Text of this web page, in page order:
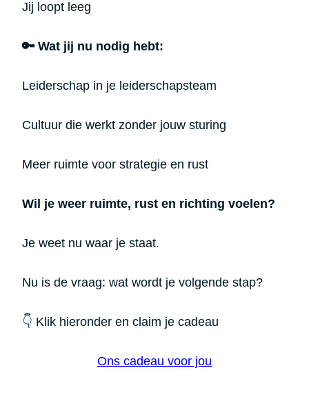
Jij loopt leeg
🔑 Wat jij nu nodig hebt:
Leiderschap in je leiderschapsteam
Cultuur die werkt zonder jouw sturing
Meer ruimte voor strategie en rust
Wil je weer ruimte, rust en richting voelen?
Je weet nu waar je staat.
Nu is de vraag: wat wordt je volgende stap?
👇 Klik hieronder en claim je cadeau
Ons cadeau voor jou